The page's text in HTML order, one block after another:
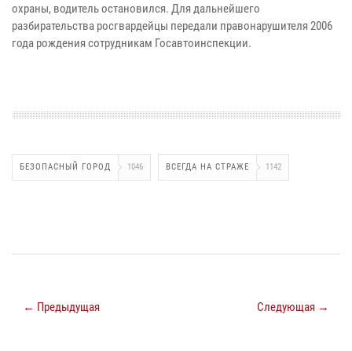
охраны, водитель остановился. Для дальнейшего
разбирательства росгвардейцы передали правонарушителя 2006
года рождения сотрудникам Госавтоинспекции.
БЕЗОПАСНЫЙ ГОРОД 1046 ВСЕГДА НА СТРАЖЕ 1142
← Предыдущая Следующая →